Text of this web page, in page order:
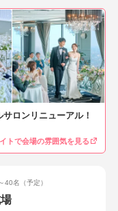
トがいても便利だと
う2本になっているこ
います。挙式後、
ありました。ゲスト
よかった」と言って
ので、事前に自分達
と思います。プラ
くれると思いま
多かったので、アク
ているという説明
か、もう少し色々見
ので、ゲストハウス
ーターなどもすぐ近
らいまでは余裕があ
ちょうど良いサイズ
けるので、アクセス
まず私たちにあうプ
い会場の方が情報を
たちの気持ちを全
とめてくださりまし
介いただいたプラ
の案内をしていた
ロンリニューアル！
トで会場の雰囲気を見る
40名 （予定）